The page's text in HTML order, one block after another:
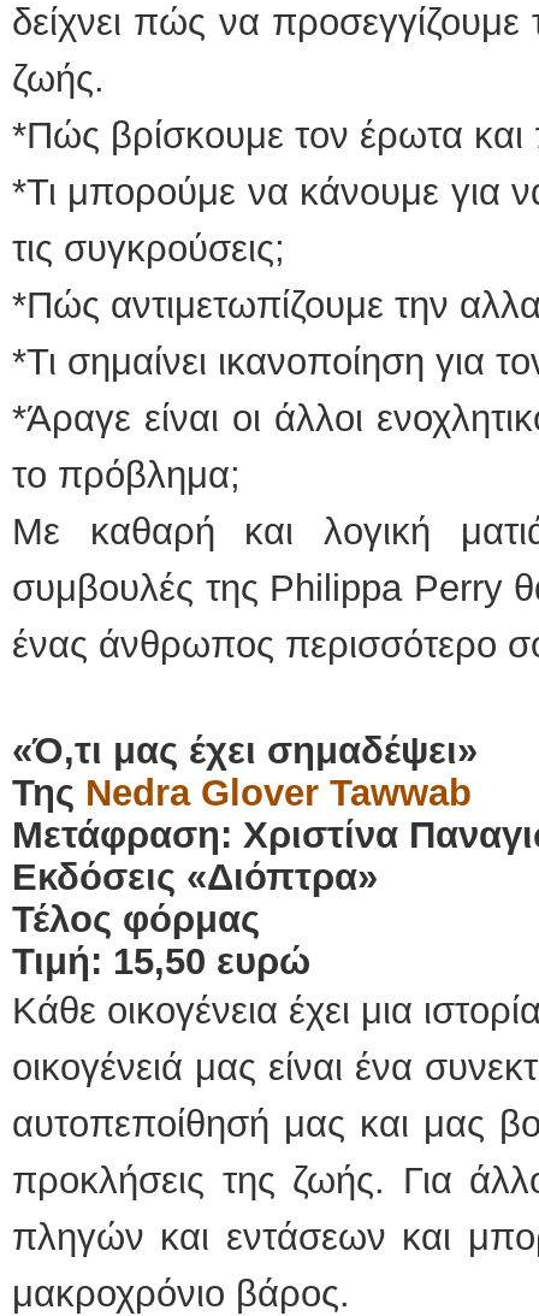
δείχνει πώς να
ζωής.
*Πώς βρίσκουμε τον έρωτα και
*Τι μπορούμε να κάνουμε για
τις συγκρούσεις;
*Πώς αντιμετωπίζουμε την
*Τι σημαίνει ικανοποίηση για
*Άραγε είναι οι άλλοι
το πρόβλημα;
Με καθαρή και λογική
συμβουλές της Philippa Perry
ένας άνθρωπος περισσότερο
«Ό,τι μας έχει σημαδέψει»
Της Nedra Glover Tawwab
Μετάφραση: Χριστίνα
Εκδόσεις «Διόπτρα»
Τέλος φόρμας
Τιμή: 15,50 ευρώ
Κάθε οικογένεια έχει μια
οικογένειά μας είναι ένα
αυτοπεποίθησή μας και μας
προκλήσεις της ζωής. Για
πληγών και εντάσεων και
μακροχρόνιο βάρος.